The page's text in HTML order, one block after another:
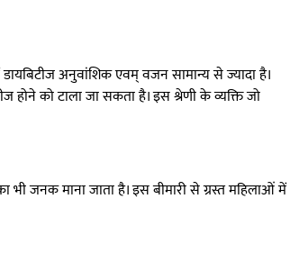
डायबिटीज अनुवांशिक एवम् वजन सामान्य से ज्यादा है।
होने को टाला जा सकता है। इस श्रेणी के व्यक्ति जो
जनक माना जाता है। इस बीमारी से ग्रस्त महिलाओं में